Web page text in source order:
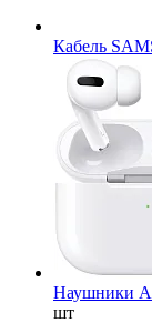
Кабель
Наушники
шт